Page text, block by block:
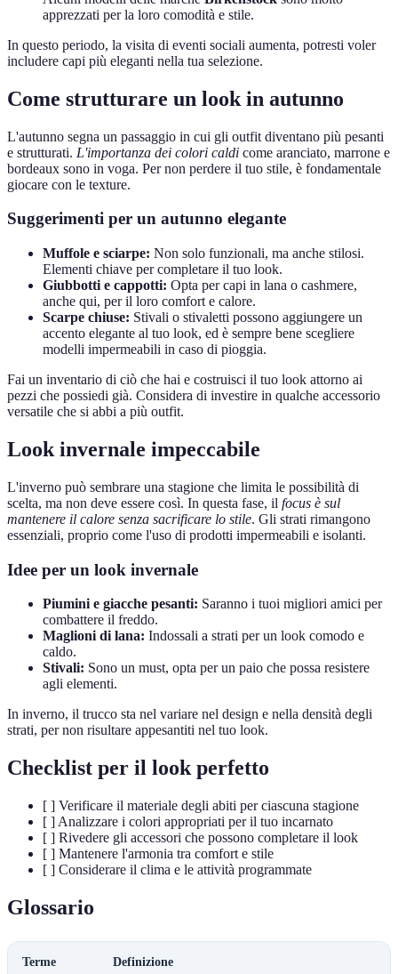
apprezzati per la loro comodità e stile.
In questo periodo, la visita di eventi sociali aumenta, potresti voler
includere capi più eleganti nella tua selezione.
Come strutturare un look in autunno
L'autunno segna un passaggio in cui gli outfit diventano più pesanti
e strutturati. L'importanza dei colori caldi come aranciato, marrone e
bordeaux sono in voga. Per non perdere il tuo stile, è fondamentale
giocare con le texture.
Suggerimenti per un autunno elegante
Muffole e sciarpe: Non solo funzionali, ma anche stilosi.
Elementi chiave per completare il tuo look.
Giubbotti e cappotti: Opta per capi in lana o cashmere,
anche qui, per il loro comfort e calore.
Scarpe chiuse: Stivali o stivaletti possono aggiungere un
accento elegante al tuo look, ed è sempre bene scegliere
modelli impermeabili in caso di pioggia.
Fai un inventario di ciò che hai e costruisci il tuo look attorno ai
pezzi che possiedi già. Considera di investire in qualche accessorio
versatile che si abbi a più outfit.
Look invernale impeccabile
L'inverno può sembrare una stagione che limita le possibilità di
scelta, ma non deve essere così. In questa fase, il focus è sul
mantenere il calore senza sacrificare lo stile. Gli strati rimangono
essenziali, proprio come l'uso di prodotti impermeabili e isolanti.
Idee per un look invernale
Piumini e giacche pesanti: Saranno i tuoi migliori amici per
combattere il freddo.
Maglioni di lana: Indossali a strati per un look comodo e
caldo.
Stivali: Sono un must, opta per un paio che possa resistere
agli elementi.
In inverno, il trucco sta nel variare nel design e nella densità degli
strati, per non risultare appesantiti nel tuo look.
Checklist per il look perfetto
[ ] Verificare il materiale degli abiti per ciascuna stagione
[ ] Analizzare i colori appropriati per il tuo incarnato
[ ] Rivedere gli accessori che possono completare il look
[ ] Mantenere l'armonia tra comfort e stile
[ ] Considerare il clima e le attività programmate
Glossario
Terme Definizione